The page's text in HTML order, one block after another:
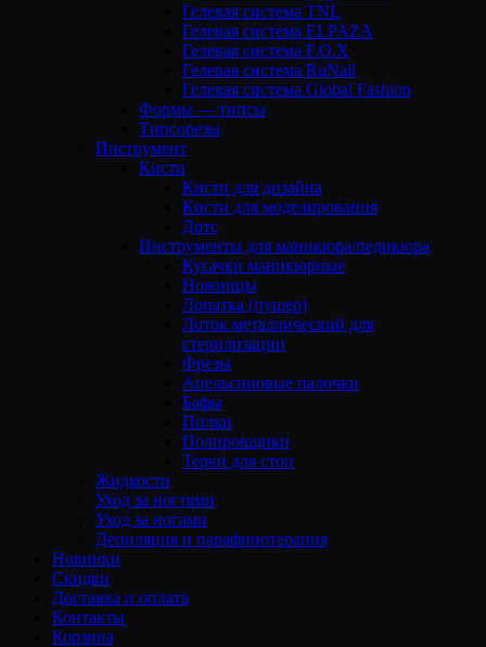
Гелевая система TNL
Гелевая система ELPAZA
Гелевая система F.O.X
Гелевая система RuNail
Гелевая система Global Fashion
Формы — типсы
Типсорезы
Инструмент
Кисти
Кисти для дизайна
Кисти для моделирования
Дотс
Инструменты для маникюра/педикюра
Кусачки маникюрные
Ножницы
Лопатка (пушер)
Лоток металлический для
стерилизации
Фрезы
Апельсиновые палочки
Бафы
Пилки
Полировщики
Терки для стоп
Жидкости
Уход за ногтями
Уход за ногами
Депиляция и парафинотерапия
Новинки
Скидки
Доставка и оплата
Контакты
Корзина